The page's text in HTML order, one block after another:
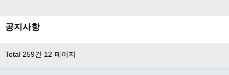
공지사항
Total 259건 12 페이지